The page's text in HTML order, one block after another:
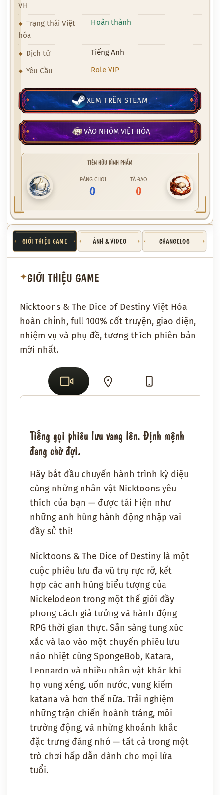
VH
Trạng thái Việt
hóa
Hoàn thành
Dịch từ Tiếng Anh
Yêu Cầu Role VIP
XEM TRÊN STEAM
VÀO NHÓM VIỆT HÓA
TIÊN HỮU BÌNH PHẨM
ĐÁNG CHƠI
0
TÀ ĐẠO
0
GIỚI THIỆU GAME ẢNH & VIDEO CHANGELOG
✦GIỚI THIỆU GAME
Nicktoons & The Dice of Destiny Việt Hóa
hoàn chỉnh, full 100% cốt truyện, giao diện,
nhiệm vụ và phụ đề, tương thích phiên bản
mới nhất.
Tiếng gọi phiêu lưu vang lên. Định mệnh
đang chờ đợi.
Hãy bắt đầu chuyến hành trình kỳ diệu
cùng những nhân vật Nicktoons yêu
thích của bạn — được tái hiện như
những anh hùng hành động nhập vai
đầy sử thi!
Nicktoons & The Dice of Destiny là một
cuộc phiêu lưu đa vũ trụ rực rỡ, kết
hợp các anh hùng biểu tượng của
Nickelodeon trong một thế giới đầy
phong cách giả tưởng và hành động
RPG thời gian thực. Sẵn sàng tung xúc
xắc và lao vào một chuyến phiêu lưu
náo nhiệt cùng SpongeBob, Katara,
Leonardo và nhiều nhân vật khác khi
họ vung xẻng, uốn nước, vung kiếm
katana và hơn thế nữa. Trải nghiệm
những trận chiến hoành tráng, môi
trường động, và những khoảnh khắc
đặc trưng đáng nhớ — tất cả trong một
trò chơi hấp dẫn dành cho mọi lứa
tuổi.